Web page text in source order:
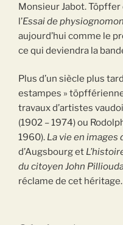
Monsieur Jabot.
l’Essai de
aujourd’hui comme le
ce qui deviendra la
Plus d’un siècle plus
estampes »
travaux d’artistes
(1902 – 1974) ou
1960). La vie en images
d’Augsbourg et
du citoyen John
réclame de cet héritage.